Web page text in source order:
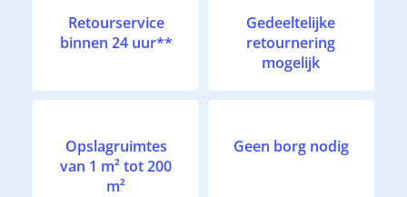
Retourservice
binnen 24 uur**
Gedeeltelijke
retournering
mogelijk
Opslagruimtes
van 1 m² tot 200
m²
Geen borg nodig